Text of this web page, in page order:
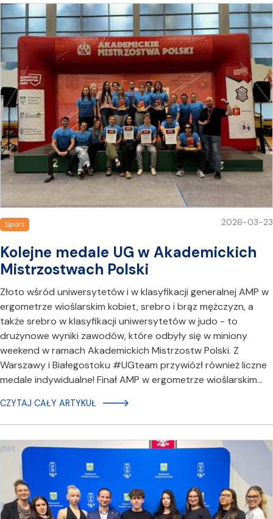
Sport 2026-03-23
Kolejne medale UG w Akademickich
Mistrzostwach Polski
Złoto wśród uniwersytetów i w klasyfikacji generalnej AMP w
ergometrze wioślarskim kobiet, srebro i brąz mężczyzn, a
także srebro w klasyfikacji uniwersytetów w judo - to
drużynowe wyniki zawodów, które odbyły się w miniony
weekend w ramach Akademickich Mistrzostw Polski. Z
Warszawy i Białegostoku #UGteam przywiózł również liczne
medale indywidualne! Finał AMP w ergometrze wioślarskim…
CZYTAJ CAŁY ARTYKUŁ